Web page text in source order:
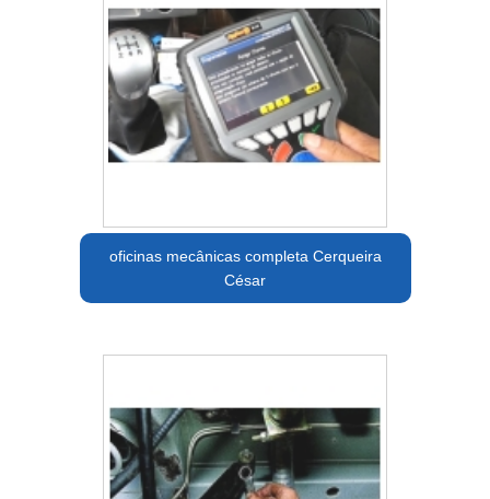
oficinas mecânicas completa Cerqueira
César